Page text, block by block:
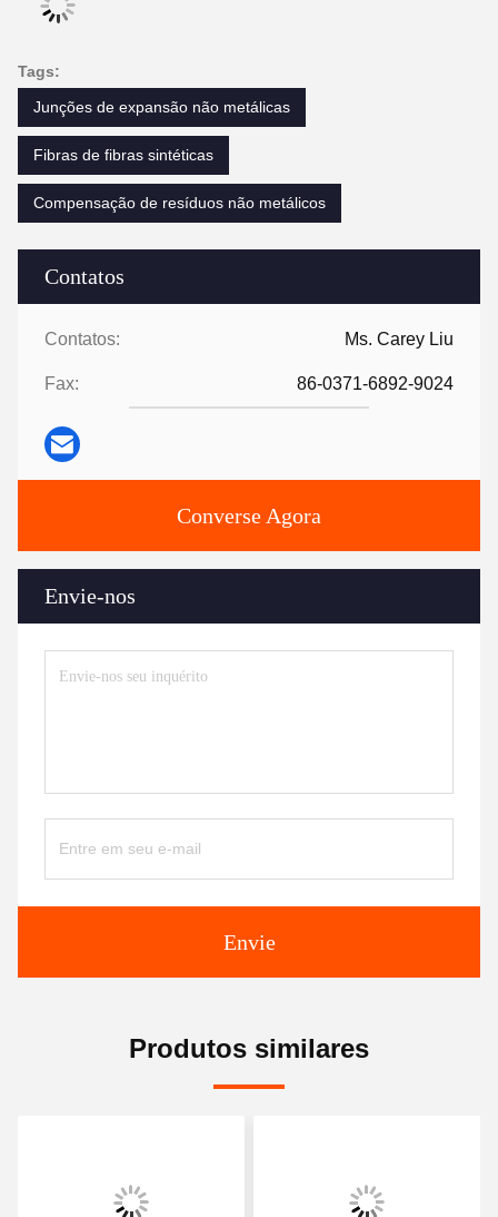
Contatos
Contatos: Ms. Carey Liu
Fax: 86-0371-6892-9024
Converse Agora
Envie-nos
Envie
Tags:
Junções de expansão não metálicas
Fibras de fibras sintéticas
Compensação de resíduos não metálicos
Produtos similares